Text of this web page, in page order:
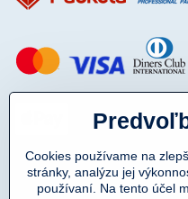
Cookies používame na
stránky, analýzu jej
používaní. Na tento účel